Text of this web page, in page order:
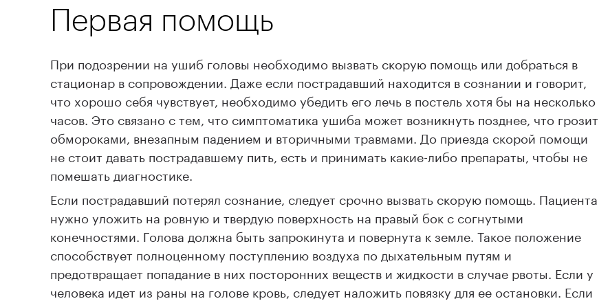
Первая помощь
При подозрении на ушиб головы необходимо вызвать скорую помощь или добраться в
стационар в сопровождении. Даже если пострадавший находится в сознании и говорит,
что хорошо себя чувствует, необходимо убедить его лечь в постель хотя бы на несколько
часов. Это связано с тем, что симптоматика ушиба может возникнуть позднее, что грозит
обмороками, внезапным падением и вторичными травмами. До приезда скорой помощи
не стоит давать пострадавшему пить, есть и принимать какие-либо препараты, чтобы не
помешать диагностике.
Если пострадавший потерял сознание, следует срочно вызвать скорую помощь. Пациента
нужно уложить на ровную и твердую поверхность на правый бок с согнутыми
конечностями. Голова должна быть запрокинута и повернута к земле. Такое положение
способствует полноценному поступлению воздуха по дыхательным путям и
предотвращает попадание в них посторонних веществ и жидкости в случае рвоты. Если у
человека идет из раны на голове кровь, следует наложить повязку для ее остановки. Если